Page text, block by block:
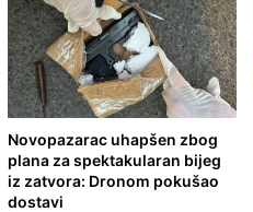
Novopazarac uhapšen zbog
plana za spektakularan bijeg
iz zatvora: Dronom pokušao
dostavi